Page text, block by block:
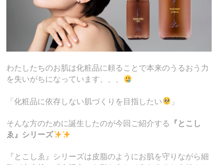
わたしたちのお肌は化粧品に頼ることで本来のうるおう力
を失いがちになっています、、、
「化粧品に依存しない肌づくりを目指したい 」
そんな方のために誕生したのが今回ご紹介する
『とこし
ゑ』シリーズ
『とこしゑ』シリーズは皮脂のようにお肌を守りながら細